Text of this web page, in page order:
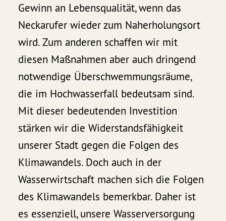
Gewinn an Lebensqualität, wenn das
Neckarufer wieder zum Naherholungsort
wird. Zum anderen schaffen wir mit
diesen Maßnahmen aber auch dringend
notwendige Überschwemmungsräume,
die im Hochwasserfall bedeutsam sind.
Mit dieser bedeutenden Investition
stärken wir die Widerstandsfähigkeit
unserer Stadt gegen die Folgen des
Klimawandels. Doch auch in der
Wasserwirtschaft machen sich die Folgen
des Klimawandels bemerkbar. Daher ist
es essenziell, unsere Wasserversorgung